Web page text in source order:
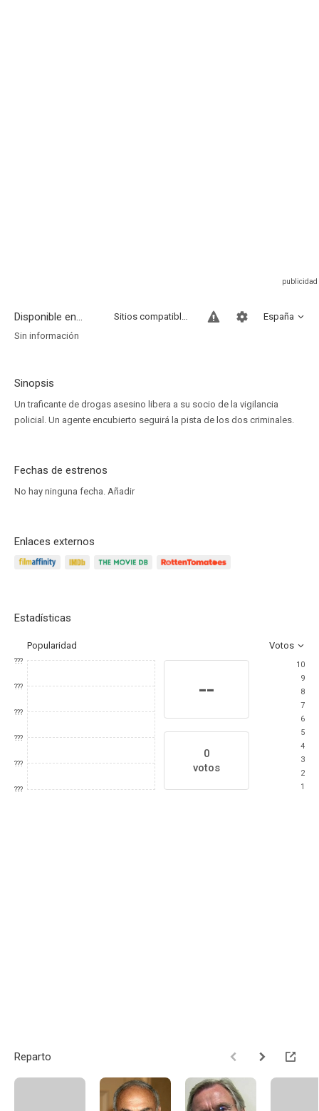
Disponible en... España
Sitios compatibles
Sin información
Sinopsis
Un traficante de drogas asesino libera a su socio de la vigilancia
policial. Un agente encubierto seguirá la pista de los dos criminales.
Fechas de estrenos
No hay ninguna fecha. Añadir
Enlaces externos
Estadísticas
Popularidad Votos
???
???
???
???
???
???
--
0
votos
10
9
8
7
6
5
4
3
2
1
Reparto